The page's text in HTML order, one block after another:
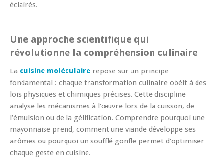
éclairés.
Une approche scientifique qui
révolutionne la compréhension culinaire
La cuisine moléculaire repose sur un principe
fondamental : chaque transformation culinaire obéit à des
lois physiques et chimiques précises. Cette discipline
analyse les mécanismes à l’œuvre lors de la cuisson, de
l’émulsion ou de la gélification. Comprendre pourquoi une
mayonnaise prend, comment une viande développe ses
arômes ou pourquoi un soufflé gonfle permet d’optimiser
chaque geste en cuisine.